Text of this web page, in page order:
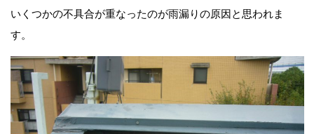
いくつかの不具合が重なったのが雨漏りの原因と思われま
す。